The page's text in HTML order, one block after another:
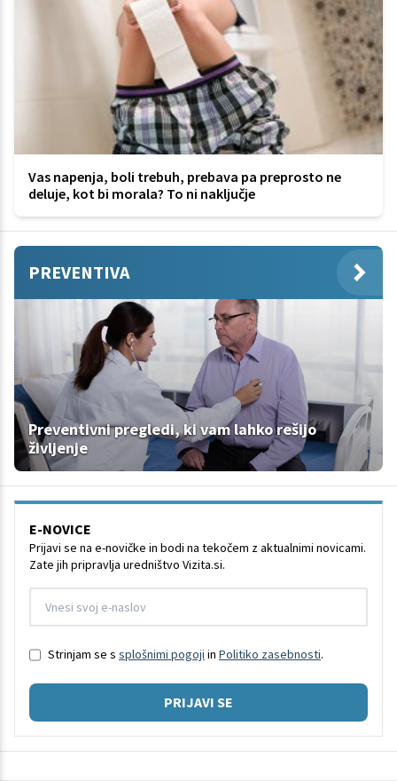
Vas napenja, boli trebuh, prebava pa preprosto ne
deluje, kot bi morala? To ni naključje
PREVENTIVA
Preventivni pregledi, ki vam lahko rešijo
življenje
E-NOVICE
Prijavi se na e-novičke in bodi na tekočem z aktualnimi novicami.
Zate jih pripravlja uredništvo Vizita.si.
Strinjam se s splošnimi pogoji in Politiko zasebnosti.
PRIJAVI SE